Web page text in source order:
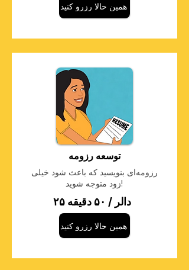
همین حالا رزرو کنید
توسعه رزومه
رزومه‌ای بنویسید که باعث شود خیلی
زود متوجه شوید!
همین حالا رزرو کنید
۲۵ دالر / ۵۰ دقیقه